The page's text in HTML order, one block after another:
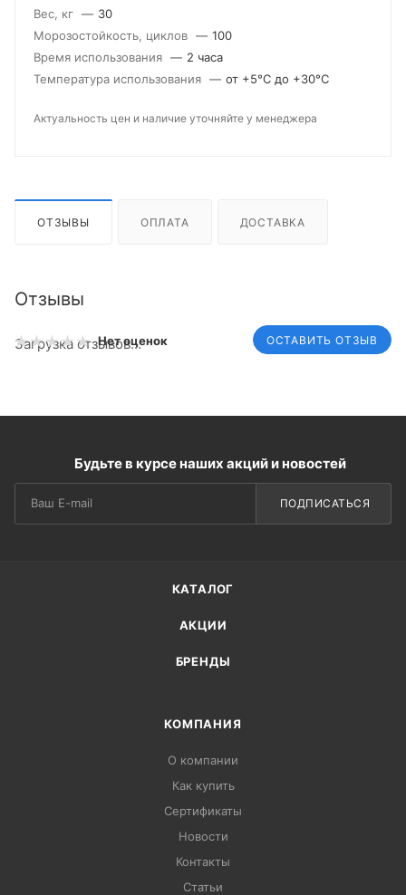
Вес, кг — 30
Морозостойкость, циклов — 100
Время использования — 2 часа
Температура использования — от +5°С до +30°С
Актуальность цен и наличие уточняйте у менеджера
ОТЗЫВЫ ОПЛАТА ДОСТАВКА
Отзывы
Нет оценок ОСТАВИТЬ ОТЗЫВ
Загрузка отзывов...
Будьте в курсе наших акций и новостей
ПОДПИСАТЬСЯ
КАТАЛОГ
АКЦИИ
БРЕНДЫ
КОМПАНИЯ
О компании
Как купить
Сертификаты
Новости
Контакты
Статьи